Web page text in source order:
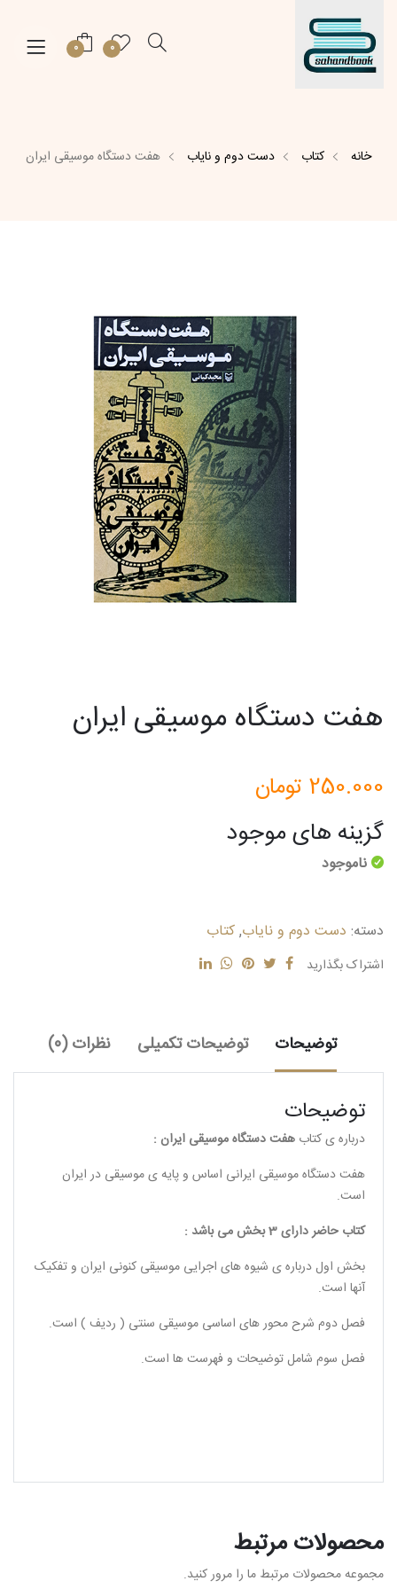
0
0
خانه کتاب دست دوم و نایاب هفت دستگاه موسیقی ایران
هفت دستگاه موسیقی ایران
250.000 تومان
گزینه های موجود
ناموجود
دسته: دست دوم و نایاب,کتاب
اشتراک بگذارید
توضیحات توضیحات تکمیلی نظرات (0)
توضیحات
درباره ی کتاب هفت دستگاه موسیقی ایران :
هفت دستگاه موسیقی ایرانی اساس و پایه ی موسیقی در ایران
است.
کتاب حاضر دارای 3 بخش می باشد :
بخش اول درباره ی شیوه های اجرایی موسیقی کنونی ایران و تفکیک
آنها است.
فصل دوم شرح محور های اساسی موسیقی سنتی ( ردیف ) است.
فصل سوم شامل توضیحات و فهرست ها است.
محصولات مرتبط
مجموعه محصولات مرتبط ما را مرور کنید.